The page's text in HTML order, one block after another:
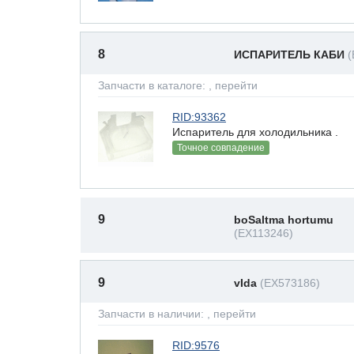
8 ИСПАРИТЕЛЬ КАБИ
Запчасти в каталоге: , перейти
RID:93362
Испаритель для холодильника .
Точное совпадение
9
boSaltma hortumu
(EX113246)
9 vIda (EX573186)
Запчасти в наличии: , перейти
RID:9576